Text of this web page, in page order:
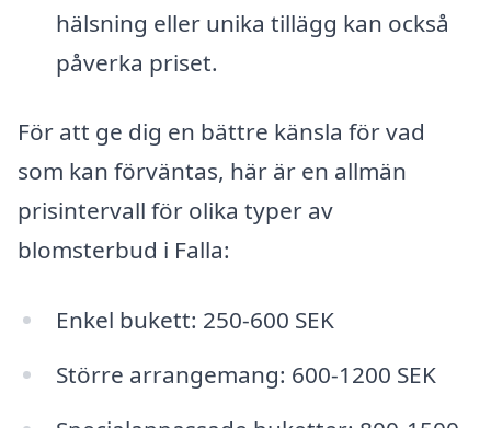
hälsning eller unika tillägg kan också
påverka priset.
För att ge dig en bättre känsla för vad
som kan förväntas, här är en allmän
prisintervall för olika typer av
blomsterbud i Falla:
Enkel bukett: 250-600 SEK
Större arrangemang: 600-1200 SEK